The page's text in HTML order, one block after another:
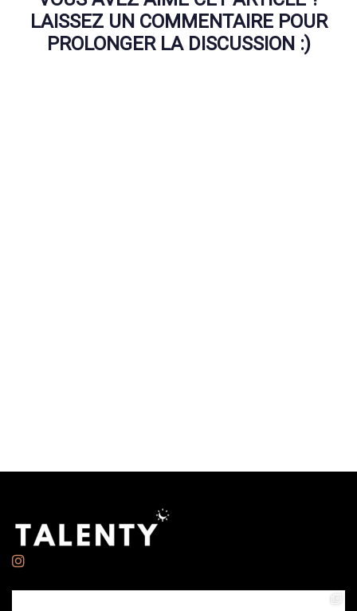
LAISSEZ UN COMMENTAIRE POUR
PROLONGER LA DISCUSSION :)